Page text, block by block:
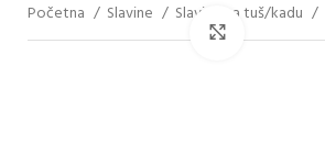
Početna Slavine Slavine za tuš/kadu